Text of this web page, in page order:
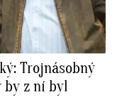
Trojnásobný
z ní byl